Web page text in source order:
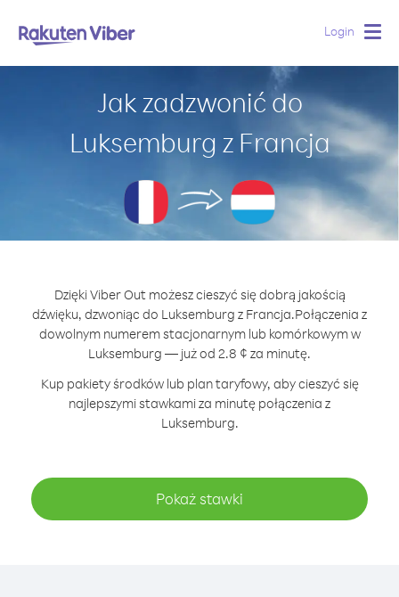
Login
Jak zadzwonić do
Luksemburg z Francja
Dzięki Viber Out możesz cieszyć się dobrą jakością
dźwięku, dzwoniąc do Luksemburg z Francja.Połączenia z
dowolnym numerem stacjonarnym lub komórkowym w
Luksemburg — już od 2.8 ¢ za minutę.
Kup pakiety środków lub plan taryfowy, aby cieszyć się
najlepszymi stawkami za minutę połączenia z
Luksemburg.
Pokaż stawki